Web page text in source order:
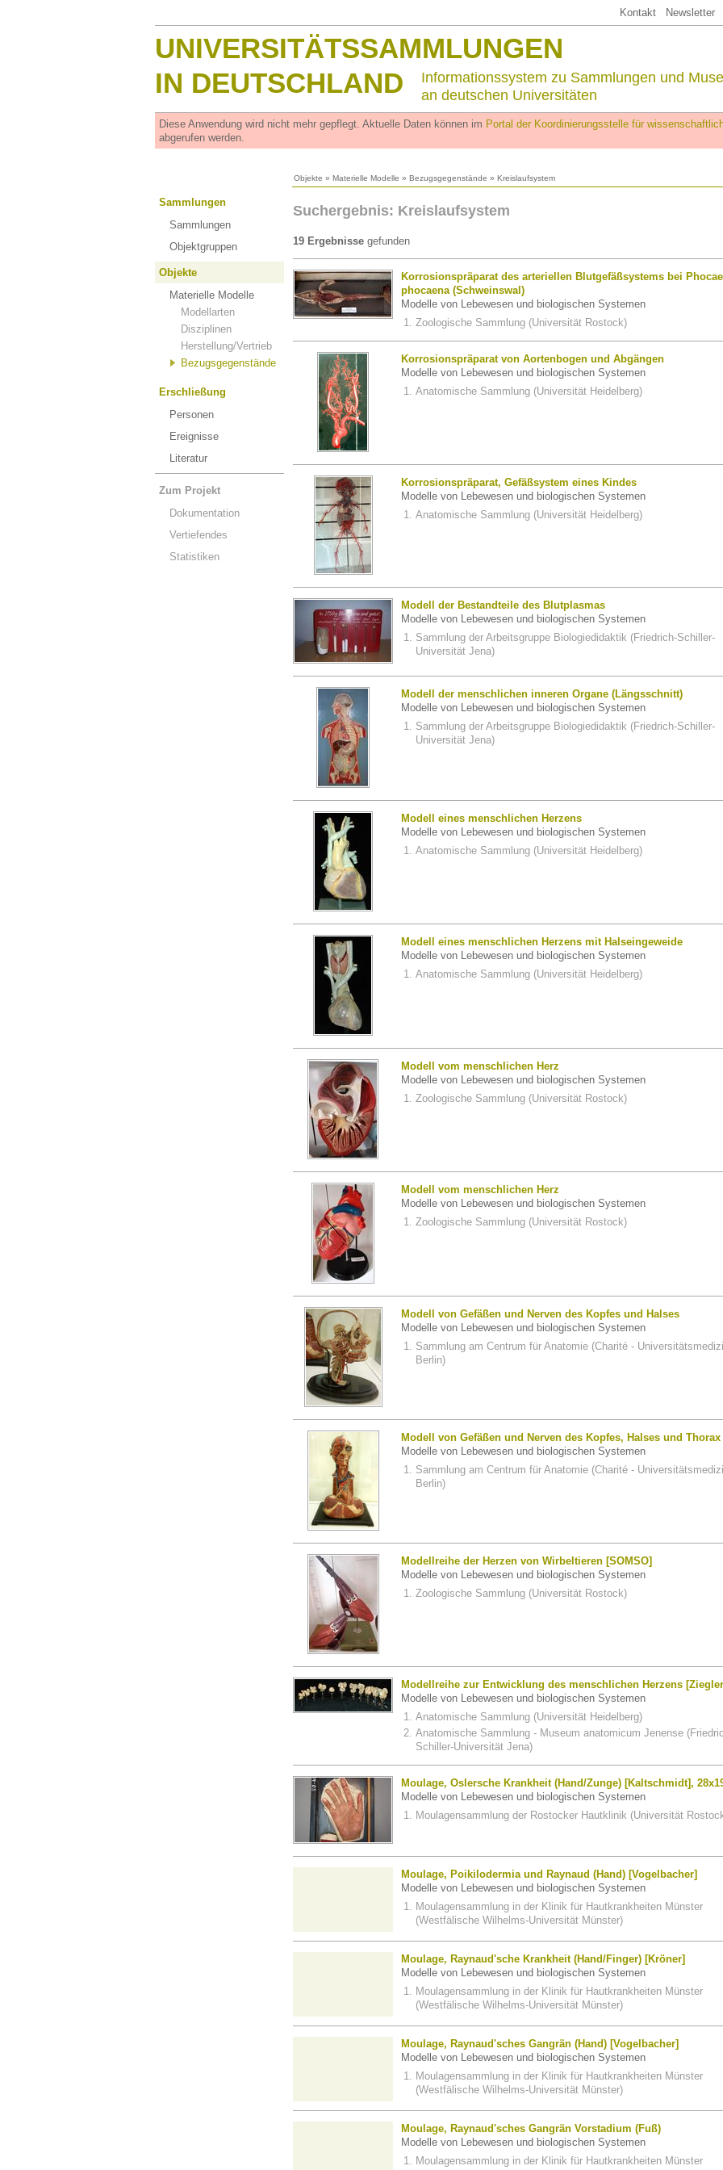
Kontakt Newsletter
UNIVERSITÄTSSAMMLUNGEN
IN DEUTSCHLAND
Informationssystem zu Sammlungen und
an deutschen Universitäten
Diese Anwendung wird nicht mehr gepflegt. Aktuelle Daten können im Portal der Koordinierungsstelle für
abgerufen werden.
Objekte » Materielle Modelle » Bezugsgegenstände » Kreislaufsystem
Sammlungen
Sammlungen
Objektgruppen
Objekte
Materielle Modelle
Modellarten
Disziplinen
Herstellung/Vertrieb
Bezugsgegenstände
Erschließung
Personen
Ereignisse
Literatur
Zum Projekt
Dokumentation
Vertiefendes
Statistiken
Suchergebnis: Kreislaufsystem
19 Ergebnisse gefunden
Korrosionspräparat des arteriellen Blutgefäßsystems bei
phocaena (Schweinswal)
Modelle von Lebewesen und biologischen Systemen
Zoologische Sammlung (Universität Rostock)
Korrosionspräparat von Aortenbogen und Abgängen
Modelle von Lebewesen und biologischen Systemen
Anatomische Sammlung (Universität Heidelberg)
Korrosionspräparat, Gefäßsystem eines Kindes
Modelle von Lebewesen und biologischen Systemen
Anatomische Sammlung (Universität Heidelberg)
Modell der Bestandteile des Blutplasmas
Modelle von Lebewesen und biologischen Systemen
Sammlung der Arbeitsgruppe Biologiedidaktik (Friedrich-Schiller-
Universität Jena)
Modell der menschlichen inneren Organe (Längsschnitt)
Modelle von Lebewesen und biologischen Systemen
Sammlung der Arbeitsgruppe Biologiedidaktik (Friedrich-Schiller-
Universität Jena)
Modell eines menschlichen Herzens
Modelle von Lebewesen und biologischen Systemen
Anatomische Sammlung (Universität Heidelberg)
Modell eines menschlichen Herzens mit Halseingeweide
Modelle von Lebewesen und biologischen Systemen
Anatomische Sammlung (Universität Heidelberg)
Modell vom menschlichen Herz
Modelle von Lebewesen und biologischen Systemen
Zoologische Sammlung (Universität Rostock)
Modell vom menschlichen Herz
Modelle von Lebewesen und biologischen Systemen
Zoologische Sammlung (Universität Rostock)
Modell von Gefäßen und Nerven des Kopfes und Halses
Modelle von Lebewesen und biologischen Systemen
Sammlung am Centrum für Anatomie (Charité -
Berlin)
Modell von Gefäßen und Nerven des Kopfes, Halses und Thorax
Modelle von Lebewesen und biologischen Systemen
Sammlung am Centrum für Anatomie (Charité -
Berlin)
Modellreihe der Herzen von Wirbeltieren [SOMSO]
Modelle von Lebewesen und biologischen Systemen
Zoologische Sammlung (Universität Rostock)
Modellreihe zur Entwicklung des menschlichen Herzens
Modelle von Lebewesen und biologischen Systemen
Anatomische Sammlung (Universität Heidelberg)
Anatomische Sammlung - Museum anatomicum Jenense
Schiller-Universität Jena)
Moulage, Oslersche Krankheit (Hand/Zunge) [Kaltschmidt],
Modelle von Lebewesen und biologischen Systemen
Moulagensammlung der Rostocker Hautklinik (Universität
Moulage, Poikilodermia und Raynaud (Hand) [Vogelbacher]
Modelle von Lebewesen und biologischen Systemen
Moulagensammlung in der Klinik für Hautkrankheiten Münster
(Westfälische Wilhelms-Universität Münster)
Moulage, Raynaud'sche Krankheit (Hand/Finger) [Kröner]
Modelle von Lebewesen und biologischen Systemen
Moulagensammlung in der Klinik für Hautkrankheiten Münster
(Westfälische Wilhelms-Universität Münster)
Moulage, Raynaud'sches Gangrän (Hand) [Vogelbacher]
Modelle von Lebewesen und biologischen Systemen
Moulagensammlung in der Klinik für Hautkrankheiten Münster
(Westfälische Wilhelms-Universität Münster)
Moulage, Raynaud'sches Gangrän Vorstadium (Fuß)
Modelle von Lebewesen und biologischen Systemen
Moulagensammlung in der Klinik für Hautkrankheiten Münster